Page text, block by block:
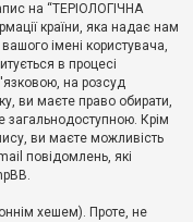
на “ТЕРІОЛОГІЧНА
країни, яка надає нам
імені користувача,
в процесі
на розсуд
ви маєте право обирати,
загальнодоступною. Крім
ви маєте можливість
повідомлень, які
хешем). Проте, не